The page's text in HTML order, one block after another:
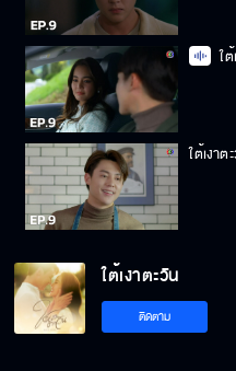
ใ
ใต้เงา
ใต้เงาตะวัน
ติดตาม